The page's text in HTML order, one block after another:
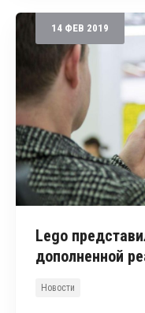
14 ФЕВ 2019
Lego
дополненной
Новости